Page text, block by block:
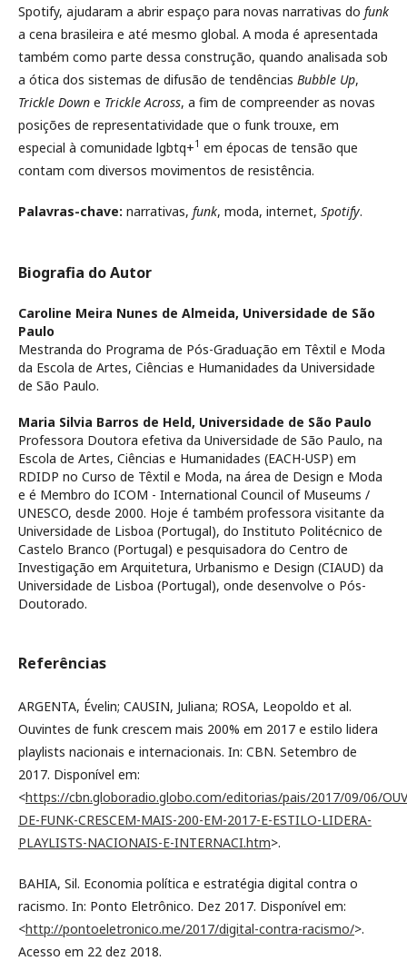
Spotify, ajudaram a abrir espaço para novas narrativas do funk
a cena brasileira e até mesmo global. A moda é apresentada
também como parte dessa construção, quando analisada sob
a ótica dos sistemas de difusão de tendências Bubble Up,
Trickle Down e Trickle Across, a fim de compreender as novas
posições de representatividade que o funk trouxe, em
especial à comunidade lgbtq+1 em épocas de tensão que
contam com diversos movimentos de resistência.
Palavras-chave: narrativas, funk, moda, internet, Spotify.
Biografia do Autor
Caroline Meira Nunes de Almeida, Universidade de São
Paulo
Mestranda do Programa de Pós-Graduação em Têxtil e Moda
da Escola de Artes, Ciências e Humanidades da Universidade
de São Paulo.
Maria Silvia Barros de Held, Universidade de São Paulo
Professora Doutora efetiva da Universidade de São Paulo, na
Escola de Artes, Ciências e Humanidades (EACH-USP) em
RDIDP no Curso de Têxtil e Moda, na área de Design e Moda
e é Membro do ICOM - International Council of Museums /
UNESCO, desde 2000. Hoje é também professora visitante da
Universidade de Lisboa (Portugal), do Instituto Politécnico de
Castelo Branco (Portugal) e pesquisadora do Centro de
Investigação em Arquitetura, Urbanismo e Design (CIAUD) da
Universidade de Lisboa (Portugal), onde desenvolve o Pós-
Doutorado.
Referências
ARGENTA, Évelin; CAUSIN, Juliana; ROSA, Leopoldo et al.
Ouvintes de funk crescem mais 200% em 2017 e estilo lidera
playlists nacionais e internacionais. In: CBN. Setembro de
2017. Disponível em:
<https://cbn.globoradio.globo.com/editorias/pais/2017/09/06/
DE-FUNK-CRESCEM-MAIS-200-EM-2017-E-ESTILO-LIDERA-
PLAYLISTS-NACIONAIS-E-INTERNACI.htm>.
BAHIA, Sil. Economia política e estratégia digital contra o
racismo. In: Ponto Eletrônico. Dez 2017. Disponível em:
<http://pontoeletronico.me/2017/digital-contra-racismo/>.
Acesso em 22 dez 2018.